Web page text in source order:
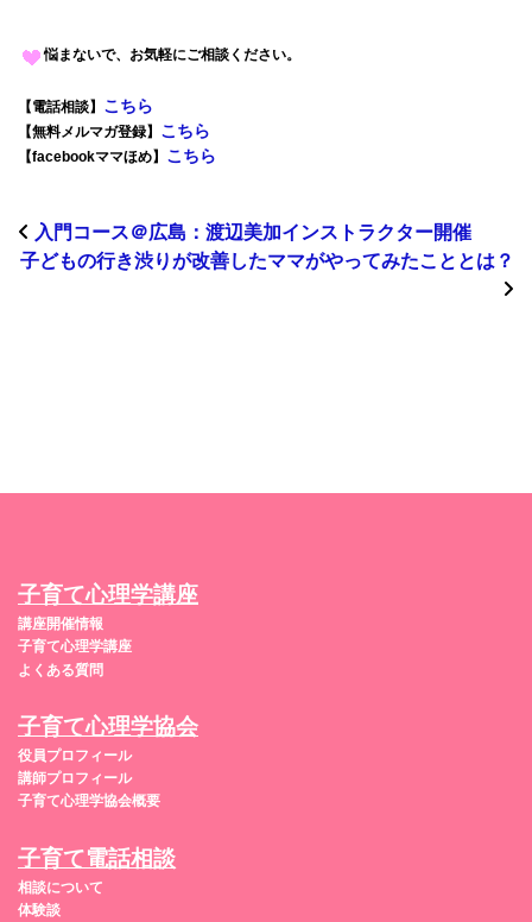
悩まないで、お気軽にご相談ください。
【電話相談】 こちら
【無料メルマガ登録】 こちら
【facebookママほめ】 こちら
入門コース＠広島：渡辺美加インストラクター開催
子どもの行き渋りが改善したママがやってみたこととは？
子育て心理学講座
講座開催情報
子育て心理学講座
よくある質問
子育て心理学協会
役員プロフィール
講師プロフィール
子育て心理学協会概要
子育て電話相談
相談について
体験談